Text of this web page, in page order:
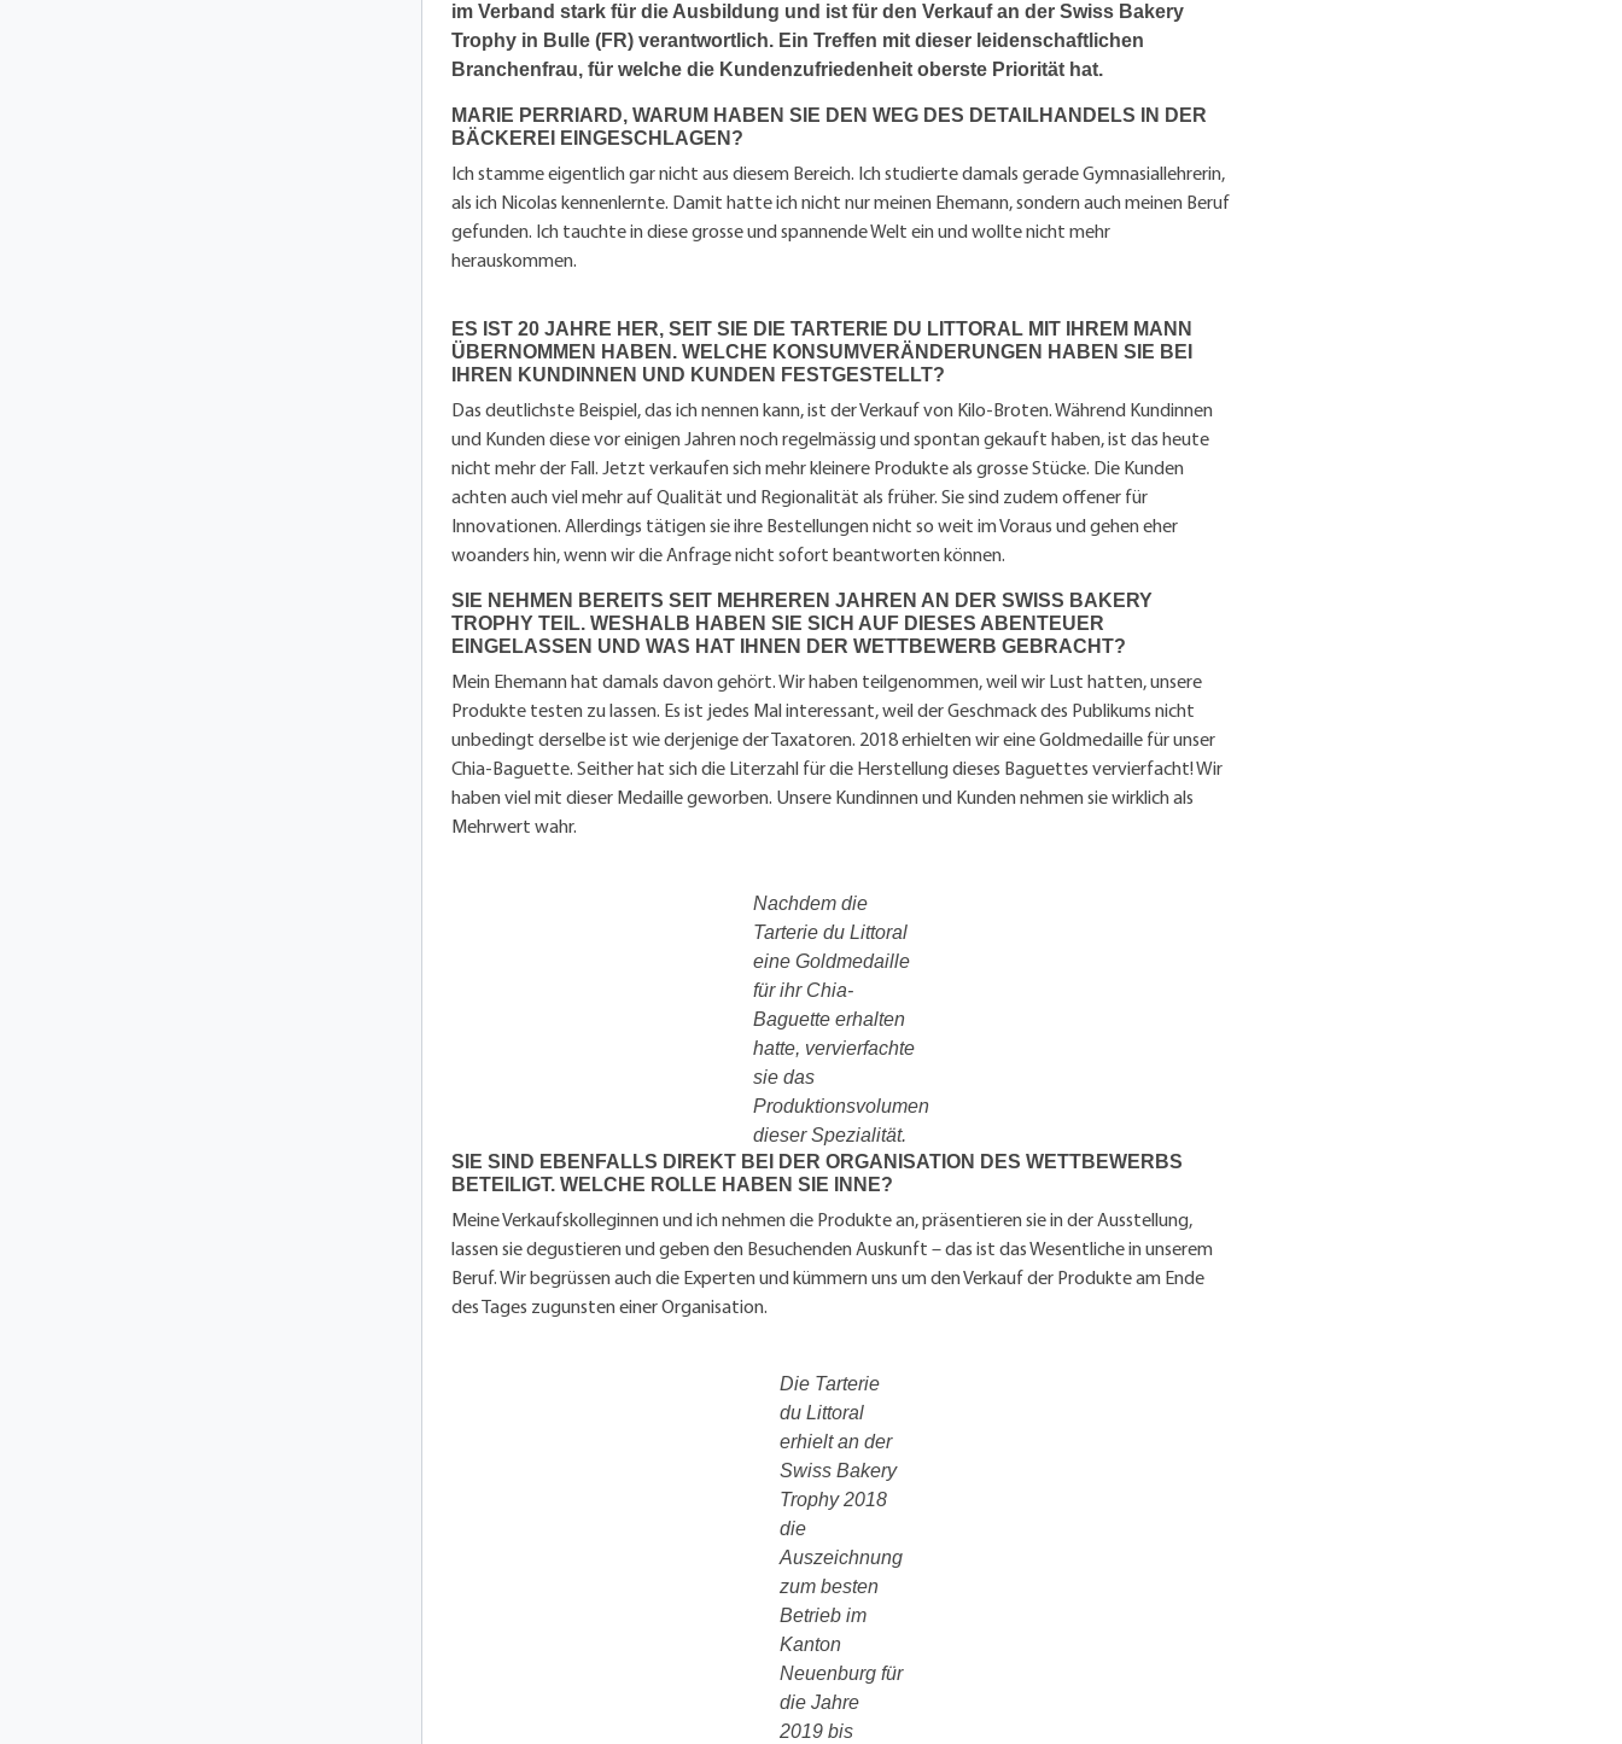
im Verband stark für die Ausbildung und ist für den Verkauf an der Swiss Bakery
Trophy in Bulle (FR) verantwortlich. Ein Treffen mit dieser leidenschaftlichen
Branchenfrau, für welche die Kundenzufriedenheit oberste Priorität hat.
MARIE PERRIARD, WARUM HABEN SIE DEN WEG DES DETAILHANDELS IN DER
BÄCKEREI EINGESCHLAGEN?
Ich stamme eigentlich gar nicht aus diesem Bereich. Ich studierte damals gerade Gymnasiallehrerin,
als ich Nicolas kennenlernte. Damit hatte ich nicht nur meinen Ehemann, sondern auch meinen Beruf
gefunden. Ich tauchte in diese grosse und spannende Welt ein und wollte nicht mehr
herauskommen.
ES IST 20 JAHRE HER, SEIT SIE DIE TARTERIE DU LITTORAL MIT IHREM MANN
ÜBERNOMMEN HABEN. WELCHE KONSUMVERÄNDERUNGEN HABEN SIE BEI
IHREN KUNDINNEN UND KUNDEN FESTGESTELLT?
Das deutlichste Beispiel, das ich nennen kann, ist der Verkauf von Kilo-Broten. Während Kundinnen
und Kunden diese vor einigen Jahren noch regelmässig und spontan gekauft haben, ist das heute
nicht mehr der Fall. Jetzt verkaufen sich mehr kleinere Produkte als grosse Stücke. Die Kunden
achten auch viel mehr auf Qualität und Regionalität als früher. Sie sind zudem offener für
Innovationen. Allerdings tätigen sie ihre Bestellungen nicht so weit im Voraus und gehen eher
woanders hin, wenn wir die Anfrage nicht sofort beantworten können.
SIE NEHMEN BEREITS SEIT MEHREREN JAHREN AN DER SWISS BAKERY
TROPHY TEIL. WESHALB HABEN SIE SICH AUF DIESES ABENTEUER
EINGELASSEN UND WAS HAT IHNEN DER WETTBEWERB GEBRACHT?
Mein Ehemann hat damals davon gehört. Wir haben teilgenommen, weil wir Lust hatten, unsere
Produkte testen zu lassen. Es ist jedes Mal interessant, weil der Geschmack des Publikums nicht
unbedingt derselbe ist wie derjenige der Taxatoren. 2018 erhielten wir eine Goldmedaille für unser
Chia-Baguette. Seither hat sich die Literzahl für die Herstellung dieses Baguettes vervierfacht! Wir
haben viel mit dieser Medaille geworben. Unsere Kundinnen und Kunden nehmen sie wirklich als
Mehrwert wahr.
Nachdem die
Tarterie du Littoral
eine Goldmedaille
für ihr Chia-
Baguette erhalten
hatte, vervierfachte
sie das
Produktionsvolumen
dieser Spezialität.
SIE SIND EBENFALLS DIREKT BEI DER ORGANISATION DES WETTBEWERBS
BETEILIGT. WELCHE ROLLE HABEN SIE INNE?
Meine Verkaufskolleginnen und ich nehmen die Produkte an, präsentieren sie in der Ausstellung,
lassen sie degustieren und geben den Besuchenden Auskunft – das ist das Wesentliche in unserem
Beruf. Wir begrüssen auch die Experten und kümmern uns um den Verkauf der Produkte am Ende
des Tages zugunsten einer Organisation.
Die Tarterie
du Littoral
erhielt an der
Swiss Bakery
Trophy 2018
die
Auszeichnung
zum besten
Betrieb im
Kanton
Neuenburg für
die Jahre
2019 bis